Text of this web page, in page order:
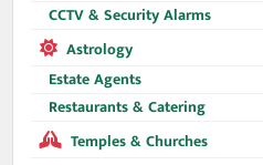
CCTV & Security Alarms
Astrology
Estate Agents
Restaurants & Catering
Temples & Churches